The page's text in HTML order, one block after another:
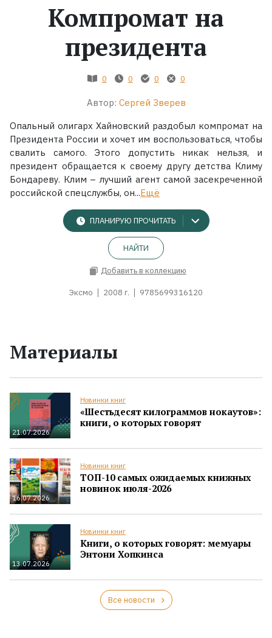
Экранизации
Коллекции
Компромат на
президента
0 0 0 0
Автор: Сергей Зверев
Опальный олигарх Хайновский раздобыл компромат на
Президента России и хочет им воспользоваться, чтобы
свалить самого. Этого допустить никак нельзя, и
президент обращается к своему другу детства Климу
Бондареву. Клим – лучший агент самой засекреченной
российской спецслужбы, он...Ещё
ПЛАНИРУЮ ПРОЧИТАТЬ
НАЙТИ
Добавить в коллекцию
Эксмо 2008 г. 9785699316120
Материалы
21.07.2026
Новинки книг
«Шестьдесят килограммов нокаутов»:
книги, о которых говорят
16.07.2026
Новинки книг
ТОП-10 самых ожидаемых книжных
новинок июля-2026
13.07.2026
Новинки книг
Книги, о которых говорят: мемуары
Энтони Хопкинса
Все новости